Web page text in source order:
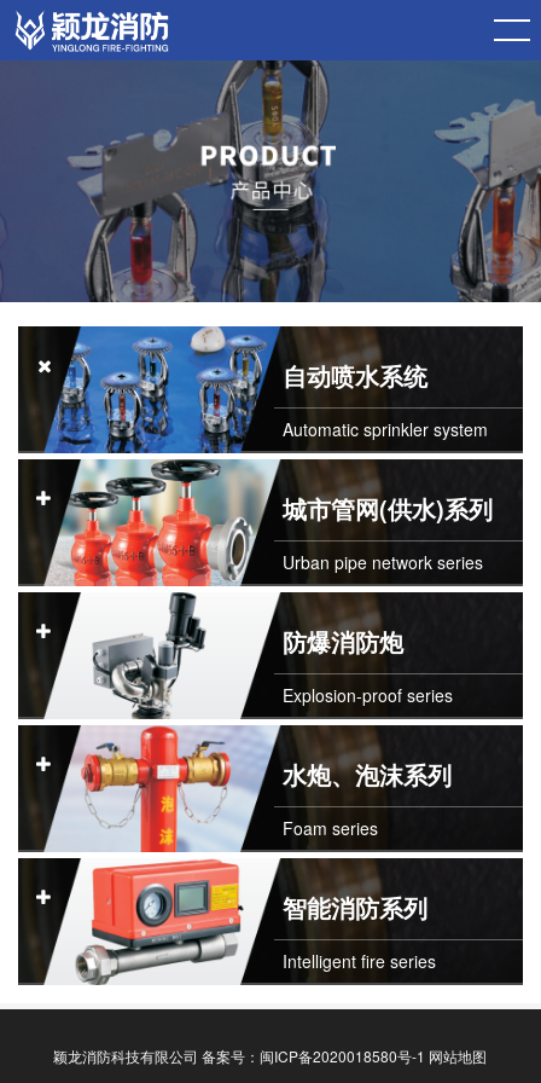
自动喷水系统
Automatic sprinkler system
城市管网(供水)系列
Urban pipe network series
防爆消防炮
Explosion-proof series
水炮、泡沫系列
Foam series
智能消防系列
Intelligent fire series
颖龙消防科技有限公司备案号：闽ICP备2020018580号-1 网站地图